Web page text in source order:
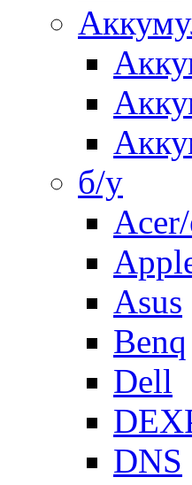
б/у
Asus
Benq
Dell
DNS